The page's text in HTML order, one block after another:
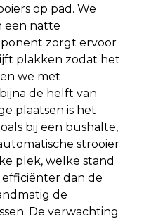
op pad. We
een natte
zorgt ervoor
plakken zodat het
we met
de helft van
plaatsen is het
bij een bushalte,
strooier
plek, welke stand
dan de
de
De verwachting